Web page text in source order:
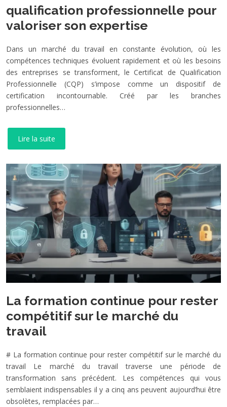
qualification professionnelle pour
valoriser son expertise
Dans un marché du travail en constante évolution, où les
compétences techniques évoluent rapidement et où les besoins
des entreprises se transforment, le Certificat de Qualification
Professionnelle (CQP) s’impose comme un dispositif de
certification incontournable. Créé par les branches
professionnelles…
Lire la suite
La formation continue pour rester
compétitif sur le marché du
travail
# La formation continue pour rester compétitif sur le marché du
travail Le marché du travail traverse une période de
transformation sans précédent. Les compétences qui vous
semblaient indispensables il y a cinq ans peuvent aujourd’hui être
obsolètes, remplacées par…